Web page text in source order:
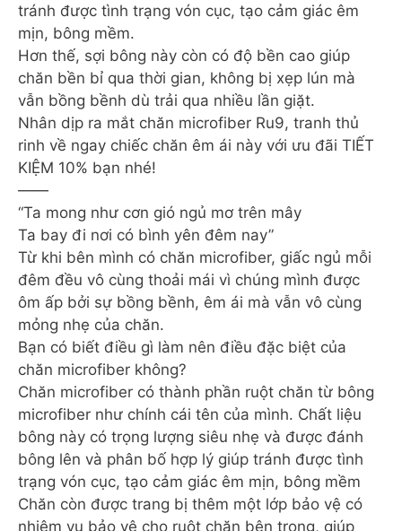
tránh được tình trạng vón cục, tạo cảm giác êm
mịn, bông mềm.
Hơn thế, sợi bông này còn có độ bền cao giúp
chăn bền bỉ qua thời gian, không bị xẹp lún mà
vẫn bồng bềnh dù trải qua nhiều lần giặt.
Nhân dịp ra mắt chăn microfiber Ru9, tranh thủ
rinh về ngay chiếc chăn êm ái này với ưu đãi TIẾT
KIỆM 10% bạn nhé!
——
“Ta mong như cơn gió ngủ mơ trên mây
Ta bay đi nơi có bình yên đêm nay”
Từ khi bên mình có chăn microfiber, giấc ngủ mỗi
đêm đều vô cùng thoải mái vì chúng mình được
ôm ấp bởi sự bồng bềnh, êm ái mà vẫn vô cùng
mỏng nhẹ của chăn.
Bạn có biết điều gì làm nên điều đặc biệt của
chăn microfiber không?
Chăn microfiber có thành phần ruột chăn từ bông
microfiber như chính cái tên của mình. Chất liệu
bông này có trọng lượng siêu nhẹ và được đánh
bông lên và phân bố hợp lý giúp tránh được tình
trạng vón cục, tạo cảm giác êm mịn, bông mềm
Chăn còn được trang bị thêm một lớp bảo vệ có
nhiệm vụ bảo vệ cho ruột chăn bên trong, giúp